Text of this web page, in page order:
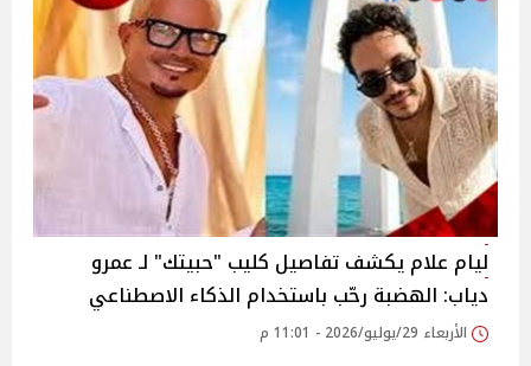
ليام علام يكشف تفاصيل كليب "حبيتك" لـ عمرو
دياب: الهضبة رحّب باستخدام الذكاء الاصطناعي
الأربعاء 29/يوليو/2026 - 11:01 م